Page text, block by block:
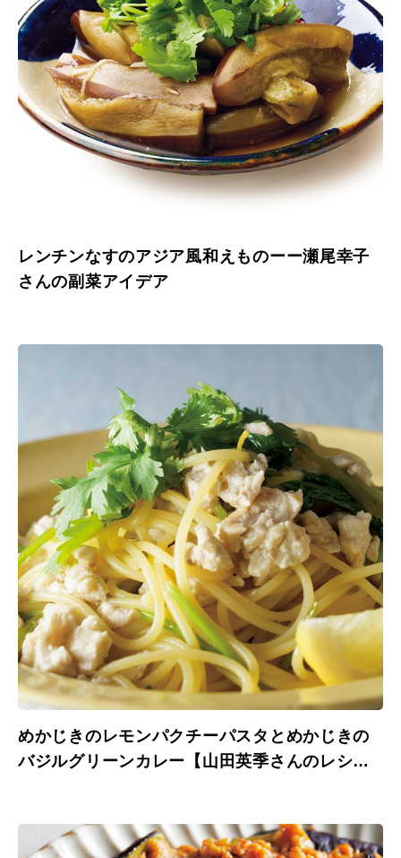
レンチンなすのアジア風和えものーー瀬尾幸子
さんの副菜アイデア
めかじきのレモンパクチーパスタとめかじきの
バジルグリーンカレー【山田英季さんのレシ